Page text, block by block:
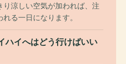
り涼しい空気が加われば、注
る一日になります。
ハイへはどう行けばいい